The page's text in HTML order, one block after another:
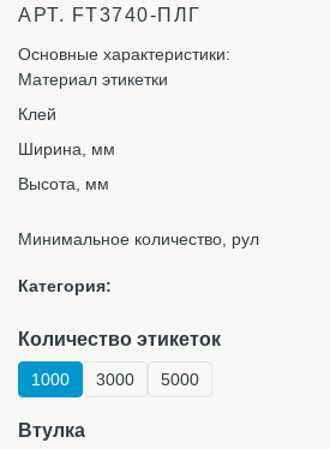
АРТ. FT3740-ПЛГ
Основные характеристики:
Материал этикетки
Клей
Ширина, мм
Высота, мм
Минимальное количество, рул
Категория:
Количество этикеток
1000 3000 5000
Втулка